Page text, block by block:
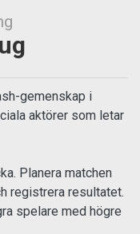
gemenskap i
aktörer som letar
Planera matchen
registrera resultatet.
spelare med högre